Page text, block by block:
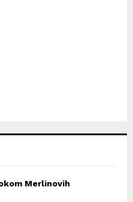
Merlinovih